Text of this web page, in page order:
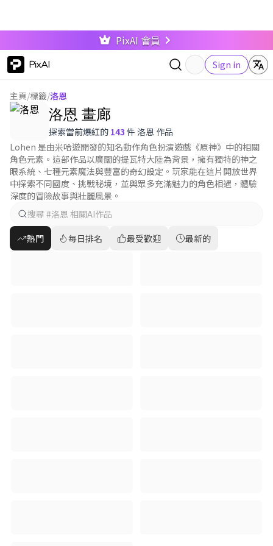
PixAI 會員
PixAI Sign in
主頁/標籤/洛恩
洛恩 畫廊
探索當前爆紅的 143 件 洛恩 作品
Lohen 是由米哈遊開發的知名動作角色扮演遊戲《原神》中的相關
角色元素。這部作品以廣闊的提瓦特大陸為背景，擁有獨特的神之
眼系統、七種元素魔法與豐富的奇幻設定。玩家能在這片開放世界
中探索不同國度、挑戰秘境，並與眾多充滿魅力的角色相遇，體驗
深度的冒險故事與壯麗風景。
熱門 每日排名 最受歡迎 最新的